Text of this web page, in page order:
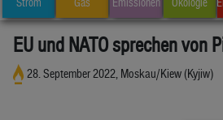
EU und NATO sprechen von
28. September 2022, Moskau/Kiew (Kyjiw)